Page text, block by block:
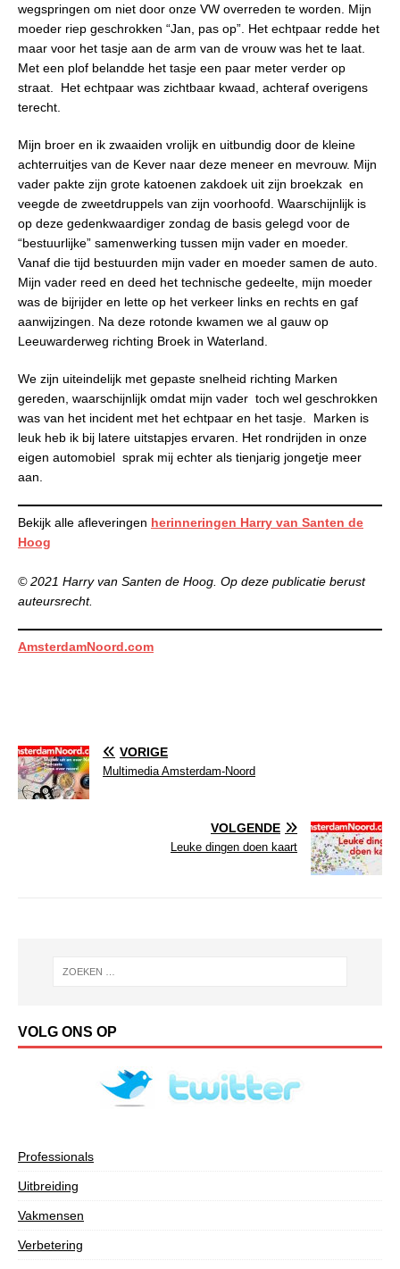
wegspringen om niet door onze VW overreden te worden. Mijn
moeder riep geschrokken “Jan, pas op”. Het echtpaar redde het
maar voor het tasje aan de arm van de vrouw was het te laat.
Met een plof belandde het tasje een paar meter verder op
straat. Het echtpaar was zichtbaar kwaad, achteraf overigens
terecht.
Mijn broer en ik zwaaiden vrolijk en uitbundig door de kleine
achterruitjes van de Kever naar deze meneer en mevrouw. Mijn
vader pakte zijn grote katoenen zakdoek uit zijn broekzak en
veegde de zweetdruppels van zijn voorhoofd. Waarschijnlijk is
op deze gedenkwaardiger zondag de basis gelegd voor de
“bestuurlijke” samenwerking tussen mijn vader en moeder.
Vanaf die tijd bestuurden mijn vader en moeder samen de auto.
Mijn vader reed en deed het technische gedeelte, mijn moeder
was de bijrijder en lette op het verkeer links en rechts en gaf
aanwijzingen. Na deze rotonde kwamen we al gauw op
Leeuwarderweg richting Broek in Waterland.
We zijn uiteindelijk met gepaste snelheid richting Marken
gereden, waarschijnlijk omdat mijn vader toch wel geschrokken
was van het incident met het echtpaar en het tasje. Marken is
leuk heb ik bij latere uitstapjes ervaren. Het rondrijden in onze
eigen automobiel sprak mij echter als tienjarig jongetje meer
aan.
Bekijk alle afleveringen herinneringen Harry van Santen de
Hoog
© 2021 Harry van Santen de Hoog. Op deze publicatie berust
auteursrecht.
AmsterdamNoord.com
VORIGE
Multimedia Amsterdam-Noord
VOLGENDE
Leuke dingen doen kaart
VOLG ONS OP
Professionals
Uitbreiding
Vakmensen
Verbetering